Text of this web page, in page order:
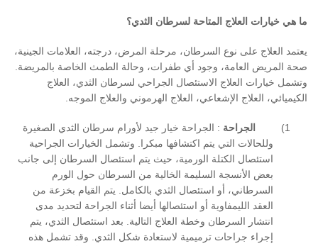
ما هي خيارات العلاج المتاحة لسرطان الثدي؟
يعتمد العلاج على نوع السرطان، مرحلة المرض، درجته، العلامات الجينية،
صحة المريض العامة، وجود أي طفرات، وحالة الطمث الخاصة بالمريضة.
وتشمل خيارات العلاج الاستئصال الجراحي لسرطان الثدي، العلاج
الكيميائي، العلاج الإشعاعي، العلاج الهرموني والعلاج الموجه.
1) الجراحة : الجراحة خيار جيد لأورام سرطان الثدي الصغيرة
وللحالات التي يتم اكتشافها مبكرا. وتشمل الخيارات الجراحية
استئصال الكتلة الورمية، حيث يتم استئصال السرطان إلى جانب
بعض الأنسجة السليمة الخالية من السرطان حول الورم
السرطاني، أو استئصال الثدي بالكامل. يتم القيام بخزعة من
العقد الليمفاوية أو استئصالها أيضا أثناء الجراحة لتحديد مدى
انتشار السرطان وخطة العلاج التالية. بعد استئصال الثدي، يتم
إجراء جراحات ترميمية لاستعادة شكل الثدي. وقد تشمل هذه